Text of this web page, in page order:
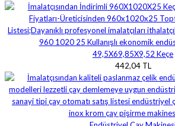
49,5X69,85X9,52 Keçe
442,04 TL